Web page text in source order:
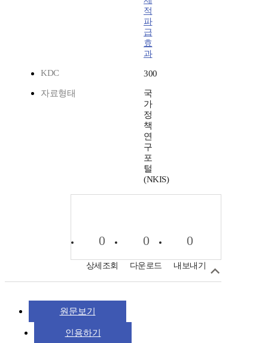
적
파
급
효
과
KDC
300
자료형태
국
가
정
책
연
구
포
털
(NKIS)
0
상세조회
0
다운로드
0
내보내기
원문보기
인용하기